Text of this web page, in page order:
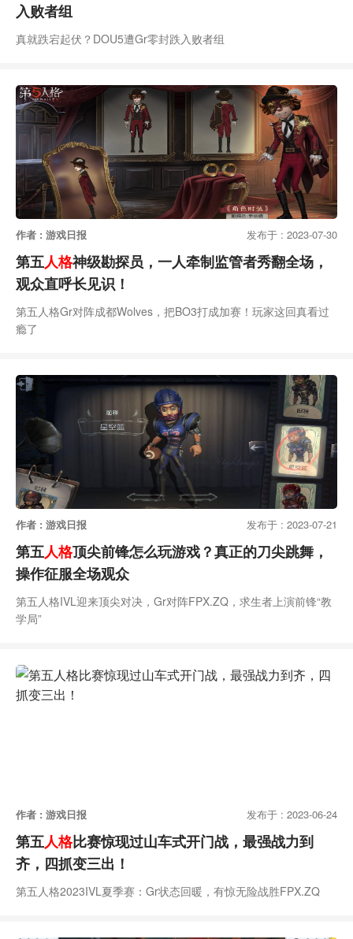
入败者组
真就跌宕起伏？DOU5遭Gr零封跌入败者组
作者 : 游戏日报 发布于 : 2023-07-30
第五人格神级勘探员，一人牵制监管者秀翻全场，
观众直呼长见识！
第五人格Gr对阵成都Wolves，把BO3打成加赛！玩家这回真看过
瘾了
作者 : 游戏日报 发布于 : 2023-07-21
第五人格顶尖前锋怎么玩游戏？真正的刀尖跳舞，
操作征服全场观众
第五人格IVL迎来顶尖对决，Gr对阵FPX.ZQ，求生者上演前锋“教
学局”
作者 : 游戏日报 发布于 : 2023-06-24
第五人格比赛惊现过山车式开门战，最强战力到
齐，四抓变三出！
第五人格2023IVL夏季赛：Gr状态回暖，有惊无险战胜FPX.ZQ